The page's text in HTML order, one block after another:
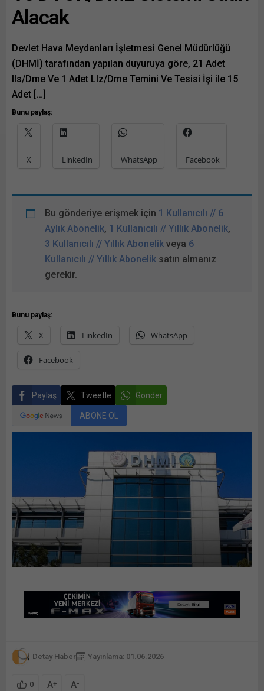
Facebook'ta paylaşmak için
tıklayın (Yeni...
Alacak
Devlet Hava Meydanları İşletmesi Genel Müdürlüğü
(DHMİ) tarafından yapılan duyuruya göre, 21 Adet
Ils/Dme Ve 1 Adet Llz/Dme Temini Ve Tesisi İşi ile 15
Adet […]
Bunu paylaş:
X LinkedIn WhatsApp Facebook
Bu gönderiye erişmek için 1 Kullanıcılı // 6
Aylık Abonelik, 1 Kullanıcılı // Yıllık Abonelik,
3 Kullanıcılı // Yıllık Abonelik veya 6
Kullanıcılı // Yıllık Abonelik satın almanız
gerekir.
Bunu paylaş:
X LinkedIn WhatsApp
Facebook
Paylaş Tweetle Gönder
ABONE OL
Detay Haber Yayınlama: 01.06.2026
0 A+ A-